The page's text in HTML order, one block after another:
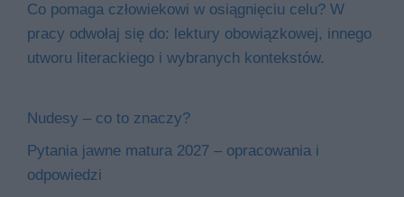
Co pomaga człowiekowi w osiągnięciu celu? W
pracy odwołaj się do: lektury obowiązkowej, innego
utworu literackiego i wybranych kontekstów.
Nudesy – co to znaczy?
Pytania jawne matura 2027 – opracowania i
odpowiedzi